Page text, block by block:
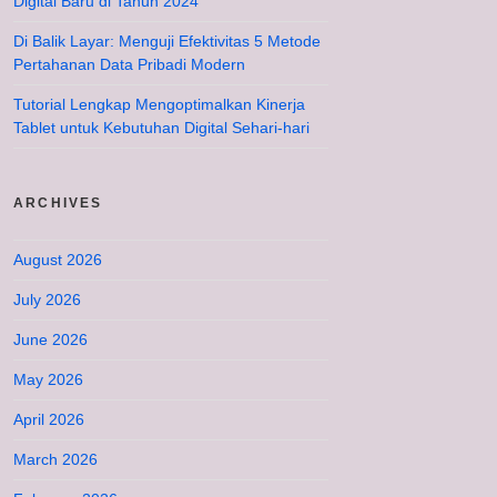
Di Balik Layar: Menguji Efektivitas 5 Metode
Pertahanan Data Pribadi Modern
Tutorial Lengkap Mengoptimalkan Kinerja
Tablet untuk Kebutuhan Digital Sehari-hari
ARCHIVES
August 2026
July 2026
June 2026
May 2026
April 2026
March 2026